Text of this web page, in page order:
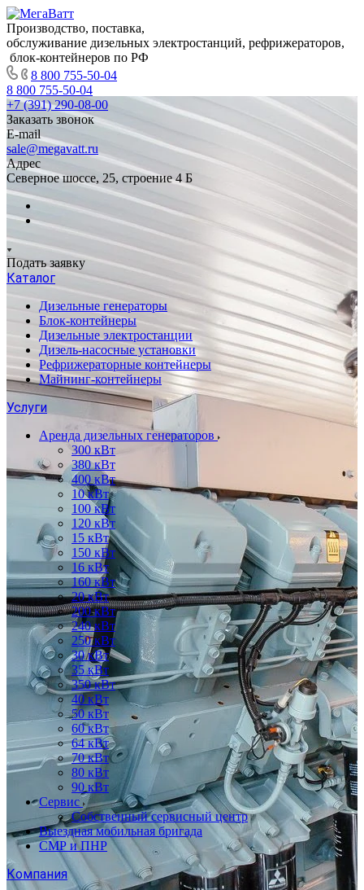
Производство, поставка,
обслуживание дизельных электростанций, рефрижераторов,
блок-контейнеров по РФ
8 800 755-50-04
8 800 755-50-04
+7 (391) 290-08-00
Заказать звонок
E-mail
sale@megavatt.ru
Адрес
Северное шоссе, 25, строение 4 Б
Подать заявку
Каталог
Дизельные генераторы
Блок-контейнеры
Дизельные электростанции
Дизель-насосные установки
Рефрижераторные контейнеры
Майнинг-контейнеры
Услуги
Аренда дизельных генераторов
300 кВт
380 кВт
400 кВт
10 кВт
100 кВт
120 кВт
15 кВт
150 кВт
16 кВт
160 кВт
20 кВт
200 кВт
240 кВт
250 кВт
30 кВт
35 кВт
350 кВт
40 кВт
50 кВт
60 кВт
64 кВт
70 кВт
80 кВт
90 кВт
Сервис
Собственный сервисный центр
Выездная мобильная бригада
СМР и ПНР
Компания